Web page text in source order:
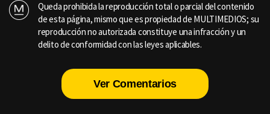
Queda prohibida la reproducción total o parcial del contenido
de esta página, mismo que es propiedad de MULTIMEDIOS; su
reproducción no autorizada constituye una infracción y un
delito de conformidad con las leyes aplicables.
Ver Comentarios